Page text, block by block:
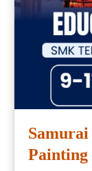
Painting